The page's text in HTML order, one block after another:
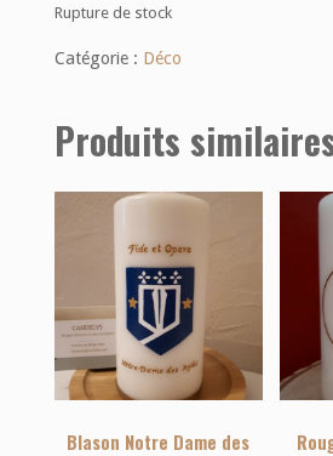
Rupture de stock
Catégorie : Déco
Produits
Blason Notre Dame des